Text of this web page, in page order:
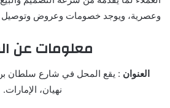
وعصرية، ويوجد خصومات وعروض وتوصيل
معلومات عن
العنوان : يقع المحل في شارع سلطان بن
نهيان، الإمارات.